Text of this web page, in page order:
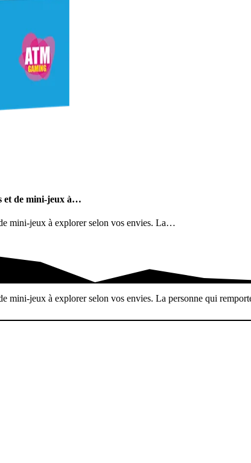
et de mini-jeux à…
mini-jeux à explorer selon vos envies. La…
mini-jeux à…
mini-jeux à explorer selon vos envies. La personne qui